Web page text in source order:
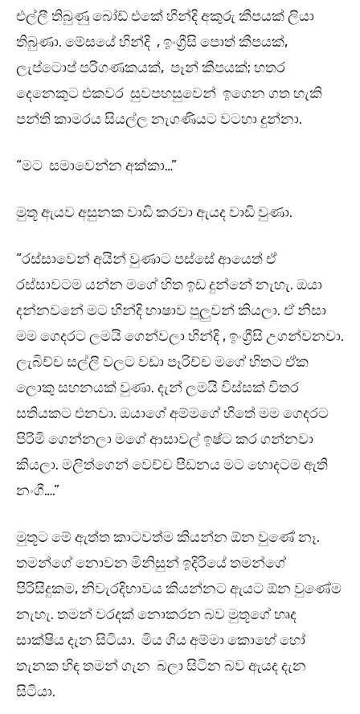
එල්ලී තිබුණු බෝඩ් එකේ හින්දි අකුරු කීපයක් ලියා
තිබුණා. මේසයේ හින්දි , ඉංග්‍රීසි පොත් කීපයක්,
ලැප්ටොප් පරිගණකයක්, පෑන් කීපයක්; හතර
දෙනෙකුට එකවර සුවපහසුවෙන් ඉගෙන ගත හැකි
පන්ති කාමරය සියල්ල නැගණියට වටහා දුන්නා.
“මට සමාවෙන්න අක්කා…”
මුතූ ඇයව අසුනක වාඩි කරවා ඇයද වාඩි වුණා.
“රස්සාවෙන් අයින් වුණාට පස්සේ ආයෙත් ඒ
රස්සාවටම යන්න මගේ හිත ඉඩ දුන්නේ නැහැ. ඔයා
දන්නවනේ මට හින්දි භාෂාව පුලුවන් කියලා. ඒ නිසා
මම ගෙදරට ලමයි ගෙන්වලා හින්දි , ඉංග්‍රීසි උගන්වනවා.
ලැබිච්ච සල්ලි වලට වඩා පෑරිච්ච මගේ හිතට ඒක
ලොකු සහනයක් වුණා. දැන් ලමයි විස්සක් විතර
සතියකට එනවා. ඔයාගේ අම්මගේ හිතේ මම ගෙදරට
පිරිමි ගෙන්නලා මගේ ආසාවල් ඉෂ්ට කර ගන්නවා
කියලා. මලිත්ගෙන් වෙච්ච පීඩනය මට හොදටම ඇති
නංගී….”
මුතූට මේ ඇත්ත කාටවත්ම කියන්න ඕන වුණේ නෑ.
තමන්ගේ නොවන මිනිසුන් ඉදිරියේ තමන්ගේ
පිරිසිදුකම, නිවැරදිභාවය කියන්නට ඇයට ඕන වුණේම
නැහැ. තමන් වරදක් නොකරන බව මුතූගේ හෘද
සාක්ෂිය දැන සිටියා. මිය ගිය අම්මා කොහේ හෝ
තැනක හිඳ තමන් ගැන බලා සිටින බව ඇයද දැන
සිටියා.